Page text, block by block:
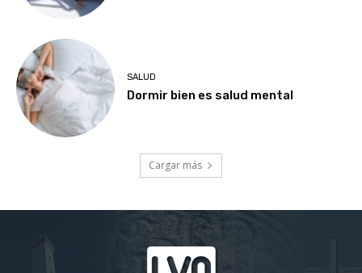
SALUD
Dormir bien es salud mental
Cargar más